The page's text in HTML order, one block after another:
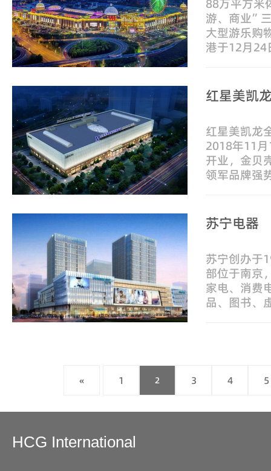
88万平方米
游、商业”
大型游乐购
港于12月24
红星美凯
红星美凯龙
2018年11
开业，金贝
领军品牌强
苏宁电器
苏宁创办于
部位于南京
家电、消费
品、图书、
« 1 2 3 4 5
HCG International